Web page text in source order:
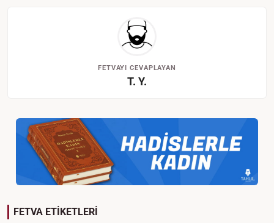
FETVAYI CEVAPLAYAN
T. Y.
FETVA ETİKETLERİ